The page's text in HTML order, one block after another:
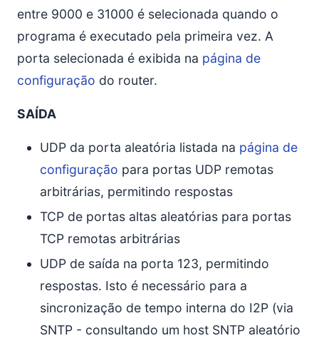
entre 9000 e 31000 é selecionada quando o
programa é executado pela primeira vez. A
porta selecionada é exibida na página de
configuração do router.
SAÍDA
UDP da porta aleatória listada na página de
configuração para portas UDP remotas
arbitrárias, permitindo respostas
TCP de portas altas aleatórias para portas
TCP remotas arbitrárias
UDP de saída na porta 123, permitindo
respostas. Isto é necessário para a
sincronização de tempo interna do I2P (via
SNTP - consultando um host SNTP aleatório